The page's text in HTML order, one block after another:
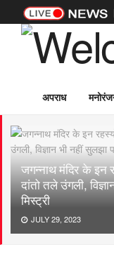
LATEST TRENDING
जगन्नाथ मंदिर के इन
दांतो तले उंगली,
मिस्ट्री
JULY 29, 2023
अपराध